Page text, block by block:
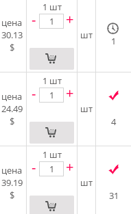
цена
30.13
$
1 шт
- +
шт 1
цена
24.49
$
1 шт
- +
шт
4
цена
39.19
$
1 шт
- +
шт
31